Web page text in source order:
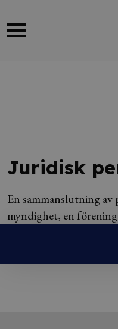
Juridisk
En sammanslutning av
myndighet, en